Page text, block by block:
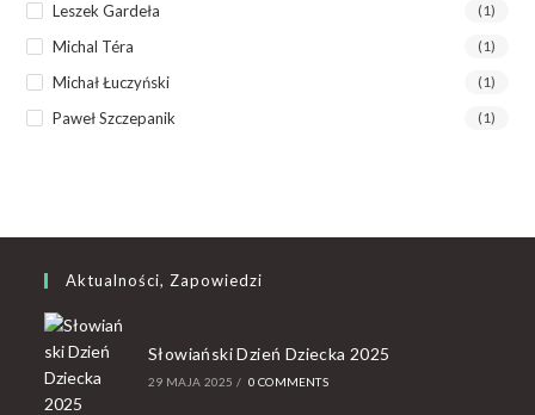
Leszek Gardeła (1)
Michal Téra (1)
Michał Łuczyński (1)
Paweł Szczepanik (1)
Aktualności, Zapowiedzi
Słowiański Dzień Dziecka 2025
29 MAJA 2025 / 0 COMMENTS